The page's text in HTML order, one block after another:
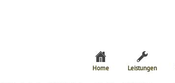
Home Leistungen